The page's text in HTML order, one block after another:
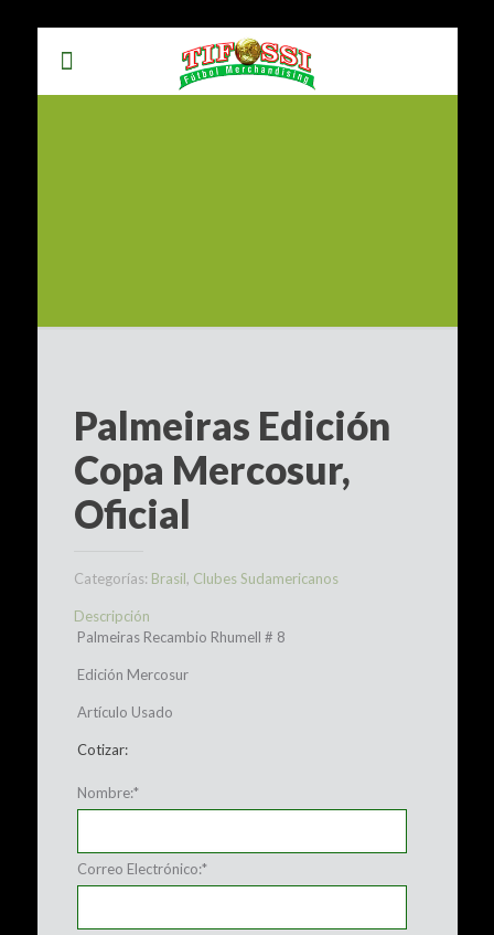
Palmeiras Edición
Copa Mercosur,
Oficial
Categorías: Brasil, Clubes Sudamericanos
Descripción
Palmeiras Recambio Rhumell # 8
Edición Mercosur
Artículo Usado
Cotizar:
Nombre:*
Correo Electrónico:*